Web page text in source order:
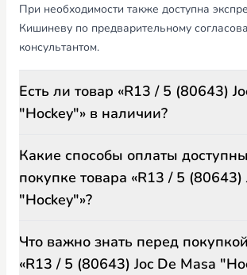
При необходимости также доступна
Кишиневу по предварительному
консультантом.
Есть ли товар «R13 / 5 (80643)
"Hockey"» в наличии?
Какие способы оплаты
покупке товара «R13 / 5 (80643)
"Hockey"»?
Что важно знать перед
«R13 / 5 (80643) Joc De Masa